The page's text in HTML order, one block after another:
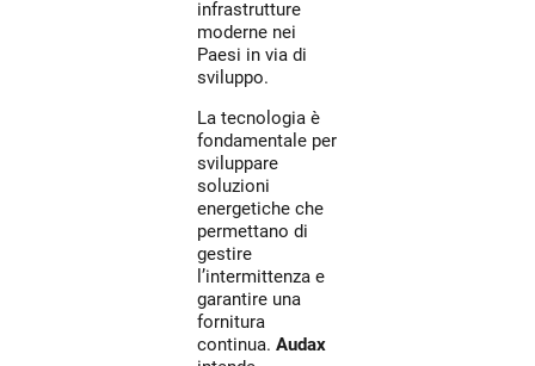
infrastrutture
moderne nei
Paesi in via di
sviluppo.
La tecnologia è
fondamentale per
sviluppare
soluzioni
energetiche che
permettano di
gestire
l’intermittenza e
garantire una
fornitura
continua. Audax